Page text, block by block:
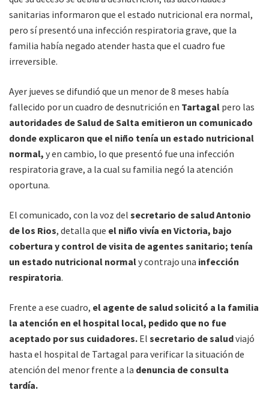
sanitarias informaron que el estado nutricional era normal,
pero sí presentó una infección respiratoria grave, que la
familia había negado atender hasta que el cuadro fue
irreversible.
Ayer jueves se difundió que un menor de 8 meses había
fallecido por un cuadro de desnutrición en Tartagal pero las
autoridades de Salud de Salta emitieron un comunicado
donde explicaron que el niño tenía un estado nutricional
normal, y en cambio, lo que presentó fue una infección
respiratoria grave, a la cual su familia negó la atención
oportuna.
El comunicado, con la voz del secretario de salud Antonio
de los Rios, detalla que el niño vivía en Victoria, bajo
cobertura y control de visita de agentes sanitario; tenía
un estado nutricional normaly contrajo una infección
respiratoria.
Frente a ese cuadro, el agente de salud solicitó a la familia
la atención en el hospital local, pedido que no fue
aceptado por sus cuidadores. El secretario de saludviajó
hasta el hospital de Tartagal para verificar la situación de
atención del menor frente a la denuncia de consulta
tardía.